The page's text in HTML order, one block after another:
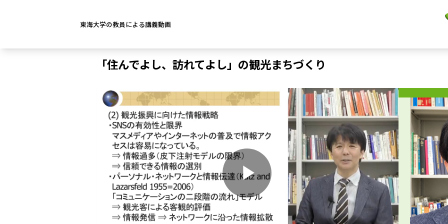
東海大学の教員による講義動画
「住んでよし、訪れてよし」の観光まちづくり
P